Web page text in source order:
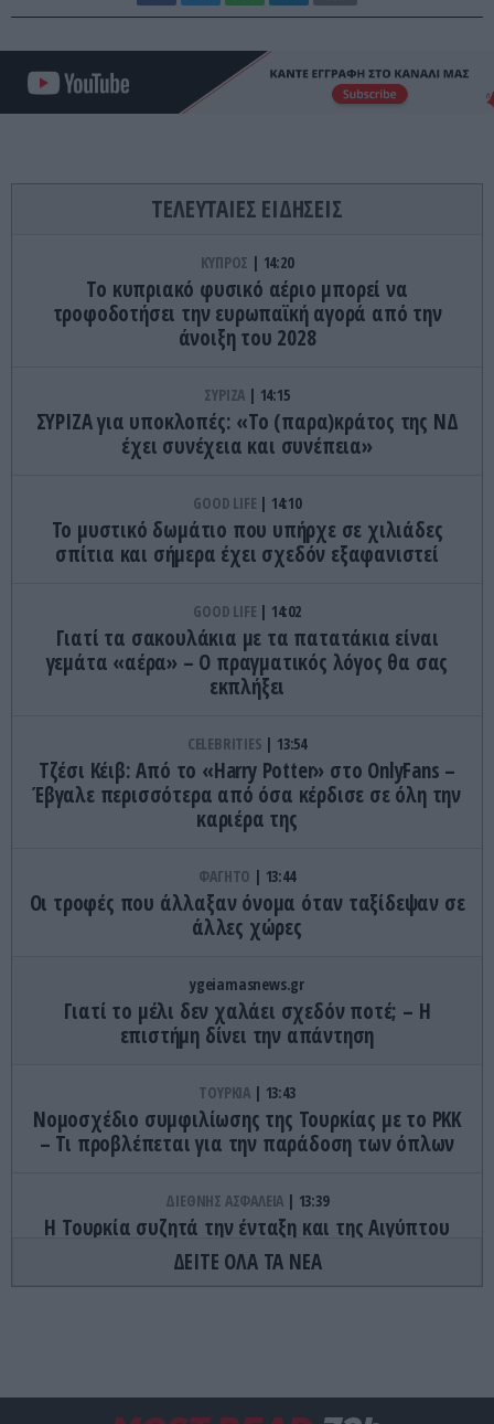
ΤΕΛΕΥΤΑΙΕΣ ΕΙΔΗΣΕΙΣ
ΚΥΠΡΟΣ 14:20
Το κυπριακό φυσικό αέριο μπορεί να
τροφοδοτήσει την ευρωπαϊκή αγορά από την
άνοιξη του 2028
ΣΥΡΙΖΑ 14:15
ΣΥΡΙΖΑ για υποκλοπές: «Το (παρα)κράτος της ΝΔ
έχει συνέχεια και συνέπεια»
GOOD LIFE 14:10
Το μυστικό δωμάτιο που υπήρχε σε χιλιάδες
σπίτια και σήμερα έχει σχεδόν εξαφανιστεί
GOOD LIFE 14:02
Γιατί τα σακουλάκια με τα πατατάκια είναι
γεμάτα «αέρα» – Ο πραγματικός λόγος θα σας
εκπλήξει
CELEBRITIES 13:54
Τζέσι Κέιβ: Από το «Harry Potter» στο OnlyFans –
Έβγαλε περισσότερα από όσα κέρδισε σε όλη την
καριέρα της
ΦΑΓΗΤΟ 13:44
Οι τροφές που άλλαξαν όνομα όταν ταξίδεψαν σε
άλλες χώρες
ygeiamasnews.gr
Γιατί το μέλι δεν χαλάει σχεδόν ποτέ; – Η
επιστήμη δίνει την απάντηση
ΤΟΥΡΚΙΑ 13:43
Νομοσχέδιο συμφιλίωσης της Τουρκίας με το ΡΚΚ
– Τι προβλέπεται για την παράδοση των όπλων
ΔΙΕΘΝΗΣ ΑΣΦΑΛΕΙΑ 13:39
Η Τουρκία συζητά την ένταξη και της Αιγύπτου
στην στρατιωτική συμφωνία με Σ.Αραβία-
Πακιστάν
ΔΕΙΤΕ ΟΛΑ ΤΑ ΝΕΑ